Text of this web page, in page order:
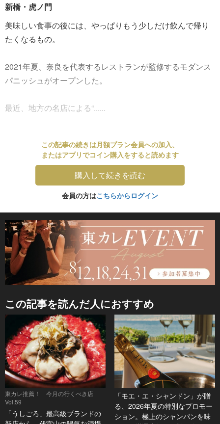
新橋・虎ノ門
美味しい食事の後には、やっぱりもう少しだけ飲んで帰り
たくなるもの。
2021年夏、奈良を代表するレストランが監修するモダンス
パニッシュがオープンした。
最近、地方の名店による“......
この記事の続きは月額プラン会員への加入、
またはアプリでコイン購入をすると読めます
購入して続きを読む
会員の方はこちらからログイン
この記事を読んだ人におすすめ
東カレ推薦！ 今月の行くべき店
Vol.59
「うしごろ」最高級ブランドの
「モエ・エ・シャンドン」が贈
る、2026年夏の特別なプロモー
ション。極上のシャンパンを味